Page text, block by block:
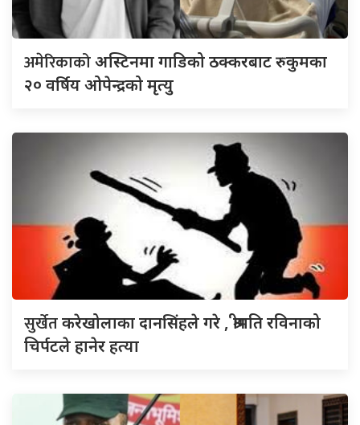
अमेरिकाकोअस्टिनमा गाडिको ठक्करबाट रुकुमका
२० वर्षिय ओपेन्द्रको मृत्यु
सुर्खेतकरेखोलाका दानसिंहले गरे , श्रीमति रविनाको
चिर्पटले हानेर हत्या